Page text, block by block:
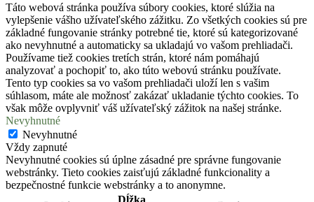
Táto webová stránka používa súbory cookies, ktoré slúžia na
vylepšenie vášho užívateľského zážitku. Zo všetkých cookies sú pre
základné fungovanie stránky potrebné tie, ktoré sú kategorizované
ako nevyhnutné a automaticky sa ukladajú vo vašom prehliadači.
Používame tiež cookies tretích strán, ktoré nám pomáhajú
analyzovať a pochopiť to, ako túto webovú stránku používate.
Tento typ cookies sa vo vašom prehliadači uloží len s vašim
súhlasom, máte ale možnosť zakázať ukladanie týchto cookies. To
však môže ovplyvniť váš užívateľský zážitok na našej stránke.
Nevyhnutné
Nevyhnutné
Vždy zapnuté
Nevyhnutné cookies sú úplne zásadné pre správne fungovanie
webstránky. Tieto cookies zaisťujú základné funkcionality a
bezpečnostné funkcie webstránky a to anonymne.
Dĺžka